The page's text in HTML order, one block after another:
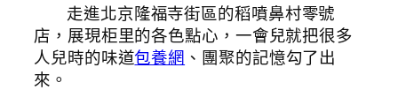
走進北京隆福寺街區的稻噴鼻村零號
店，展現柜里的各色點心，一會兒就把很多
人兒時的味道包養網 、團聚的記憶勾了出
來。